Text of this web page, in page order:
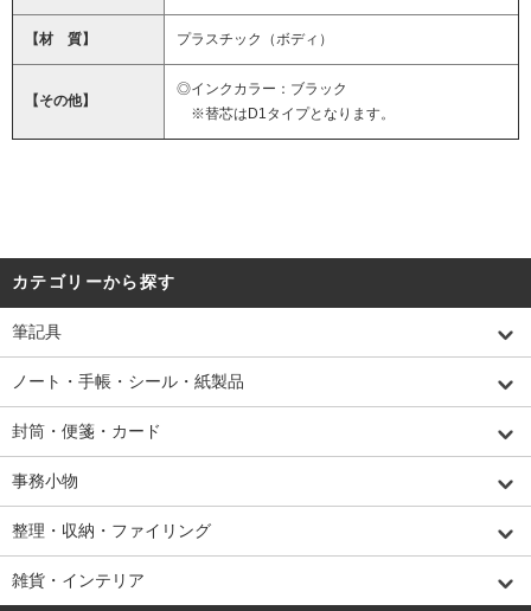
【材 質】 プラスチック（ボディ）
【その他】
◎インクカラー：ブラック
※替芯はD1タイプとなります。
カテゴリーから探す
筆記具
ノート・手帳・シール・紙製品
封筒・便箋・カード
事務小物
整理・収納・ファイリング
雑貨・インテリア